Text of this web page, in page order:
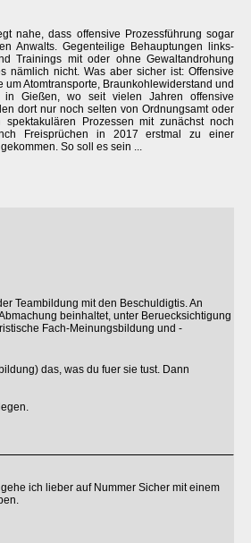
nahe, dass offensive Prozessführung sogar
Anwalts. Gegenteilige Behauptungen links-
Trainings mit oder ohne Gewaltandrohung
nämlich nicht. Was aber sicher ist: Offensive
Atomtransporte, Braunkohlewiderstand und
in Gießen, wo seit vielen Jahren offensive
dort nur noch selten von Ordnungsamt oder
Prozessen mit zunächst noch
Freisprüchen in 2017 erstmal zu einer
So soll es sein ...
Teambildung mit den Beschuldigtis. An
beinhaltet, unter Beruecksichtigung
Fach-Meinungsbildung und -
das, was du fuer sie tust. Dann
ich lieber auf Nummer Sicher mit einem